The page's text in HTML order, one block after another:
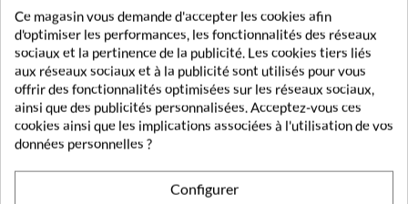
Si les symptômes persistent ou si d'autres symptômes
surviennent, consultez votre médecin au plus vite.
Veillez à toujours garder Natecal Vitamine D3hors de portée
et de vue des enfants.
Retrouvez toutes les informations relatives à ce médicament
sur la notice ou demandez conseil à votre médecin ou à votre
pharmacien.
Ce magasin vous demande d'accepter les cookies afin
d'optimiser les performances, les fonctionnalités des réseaux
sociaux et la pertinence de la publicité. Les cookies tiers liés
aux réseaux sociaux et à la publicité sont utilisés pour vous
offrir des fonctionnalités optimisées sur les réseaux sociaux,
ainsi que des publicités personnalisées. Acceptez-vous ces
cookies ainsi que les implications associées à l'utilisation de vos
données personnelles ?
Configurer